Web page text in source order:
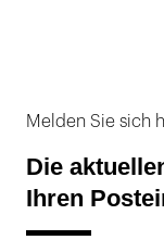
Melden Sie sich
Die
Ihren